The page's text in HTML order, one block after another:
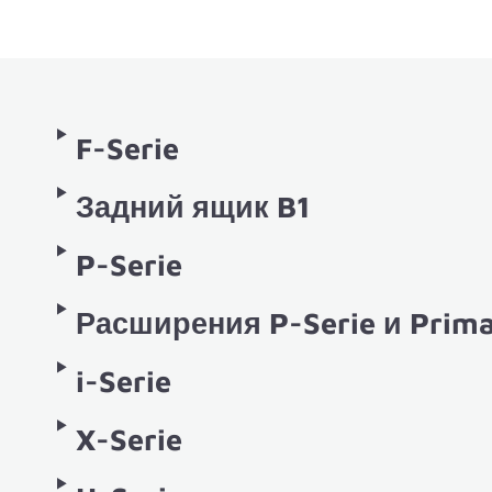
F-Serie
Задний ящик B1
P-Serie
Расширения P-Serie и
i-Serie
X-Serie